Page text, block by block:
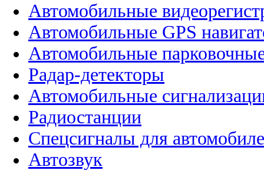
Автомобильные
Автомобильные GPS
Автомобильные
Радар-детекторы
Автомобильные
Радиостанции
Спецсигналы для
Автозвук